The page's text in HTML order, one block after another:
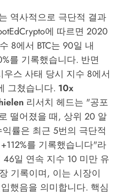
역사적으로 극단적 결과
에 따르면 2020
8에서 BTC는 90일 내
를 기록했습니다. 반면
우스 사태 당시 지수 8에서
그쳤습니다. 10x
리서치 헤드는 "공포
떨어졌을 때, 상위 20 알
률은 최근 5번의 극단적
를 기록했습니다"라
일 연속 지수 10 미만 유
기록이며, 이는 시장이
했음을 의미합니다. 핵심